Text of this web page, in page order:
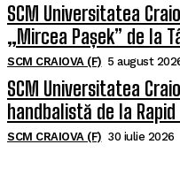
SCM Universitatea
„Mircea Pașek” de la
SCM CRAIOVA (F) 5 august
SCM Universitatea
handbalistă de la
SCM CRAIOVA (F) 30 iulie 2026